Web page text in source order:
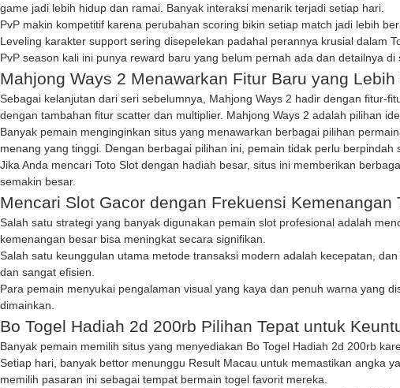
game jadi lebih hidup dan ramai. Banyak interaksi menarik terjadi setiap hari.
PvP makin kompetitif karena perubahan scoring bikin setiap match jadi lebih
Leveling karakter support sering disepelekan padahal perannya krusial dalam
PvP season kali ini punya reward baru yang belum pernah ada dan detailnya di
Mahjong Ways 2 Menawarkan Fitur Baru yang
Sebagai kelanjutan dari seri sebelumnya, Mahjong Ways 2 hadir dengan fitur-
dengan tambahan fitur scatter dan multiplier. Mahjong Ways 2 adalah pilihan
Banyak pemain menginginkan situs yang menawarkan berbagai pilihan
menang yang tinggi. Dengan berbagai pilihan ini, pemain tidak perlu berpindah
Jika Anda mencari Toto Slot dengan hadiah besar, situs ini memberikan
semakin besar.
Mencari Slot Gacor dengan Frekuensi Kemenangan
Salah satu strategi yang banyak digunakan pemain slot profesional adalah
kemenangan besar bisa meningkat secara signifikan.
Salah satu keunggulan utama metode transaksi modern adalah kecepatan, dan
dan sangat efisien.
Para pemain menyukai pengalaman visual yang kaya dan penuh warna yang
dimainkan.
Bo Togel Hadiah 2d 200rb Pilihan Tepat untuk
Banyak pemain memilih situs yang menyediakan Bo Togel Hadiah 2d 200rb
Setiap hari, banyak bettor menunggu Result Macau untuk memastikan angka
memilih pasaran ini sebagai tempat bermain togel favorit mereka.